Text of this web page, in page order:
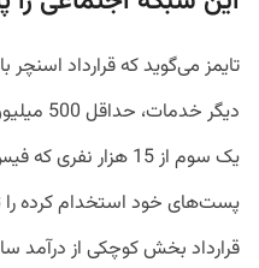
تایمز می‌گوید که قرارداد
دیگر
یک سوم از 15 هزار
پست‌های خود استخدام کرده
قرارداد بخش کوچکی از درآمد